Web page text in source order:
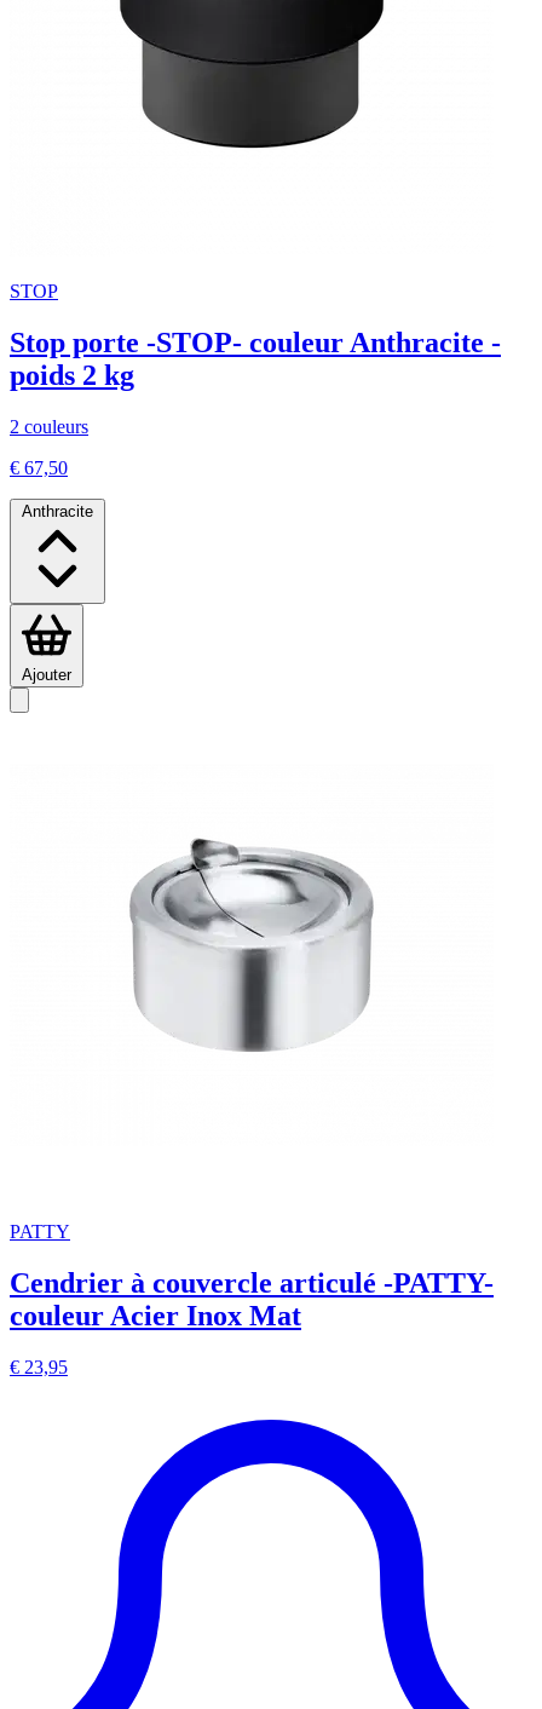
STOP
Stop porte -STOP- couleur Anthracite -
poids 2 kg
2 couleurs
€ 67,50
Anthracite
Ajouter
PATTY
Cendrier à couvercle articulé -PATTY-
couleur Acier Inox Mat
€ 23,95